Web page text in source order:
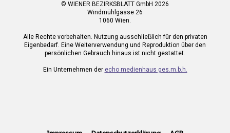
© WIENER BEZIRKSBLATT GmbH 2026
Windmühlgasse 26
1060 Wien.
Alle Rechte vorbehalten. Nutzung ausschließlich für den privaten
Eigenbedarf. Eine Weiterverwendung und Reproduktion über den
persönlichen Gebrauch hinaus ist nicht gestattet.
Ein Unternehmen der echo medienhaus ges.m.b.h.